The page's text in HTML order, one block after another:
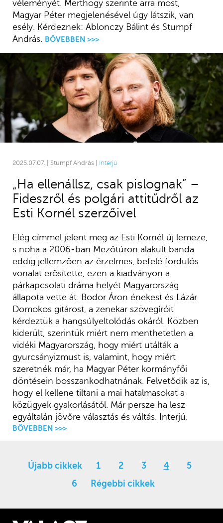
2025.07.07. | Stumpf András | Interjú
„Ha ellenállsz, csak pislognak” –
Fideszről és polgári attitűdről az
Esti Kornél szerzőivel
Elég címmel jelent meg az Esti Kornél új lemeze,
s noha a 2006-ban Mezőtúron alakult banda
eddig jellemzően az érzelmes, befelé fordulós
vonalat erősítette, ezen a kiadványon a
párkapcsolati dráma helyét Magyarország
állapota vette át. Bodor Áron énekest és Lázár
Domokos gitárost, a zenekar szövegíróit
kérdeztük a hangsúlyeltolódás okáról. Közben
kiderült, szerintük miért nem menthetetlen a
vidéki Magyarország, hogy miért utálták a
gyurcsányizmust is, valamint, hogy miért
szeretnék már, ha Magyar Péter kormányfői
döntésein bosszankodhatnának. Felvetődik az is,
hogy el kellene tiltani a mai hatalmasokat a
közügyek gyakorlásától. Már persze ha lesz
egyáltalán jövőre választás és váltás. Interjú.
BŐVEBBEN >>>
véleményét. Merthogy szerinte arra most,
Magyar Péter megjelenésével úgy látszik, van
esély. Kérdeznek: Ablonczy Bálint és Stumpf
András.
BŐVEBBEN >>>
Újabb cikkek 1 2 3 4
5
6
Régebbi cikkek